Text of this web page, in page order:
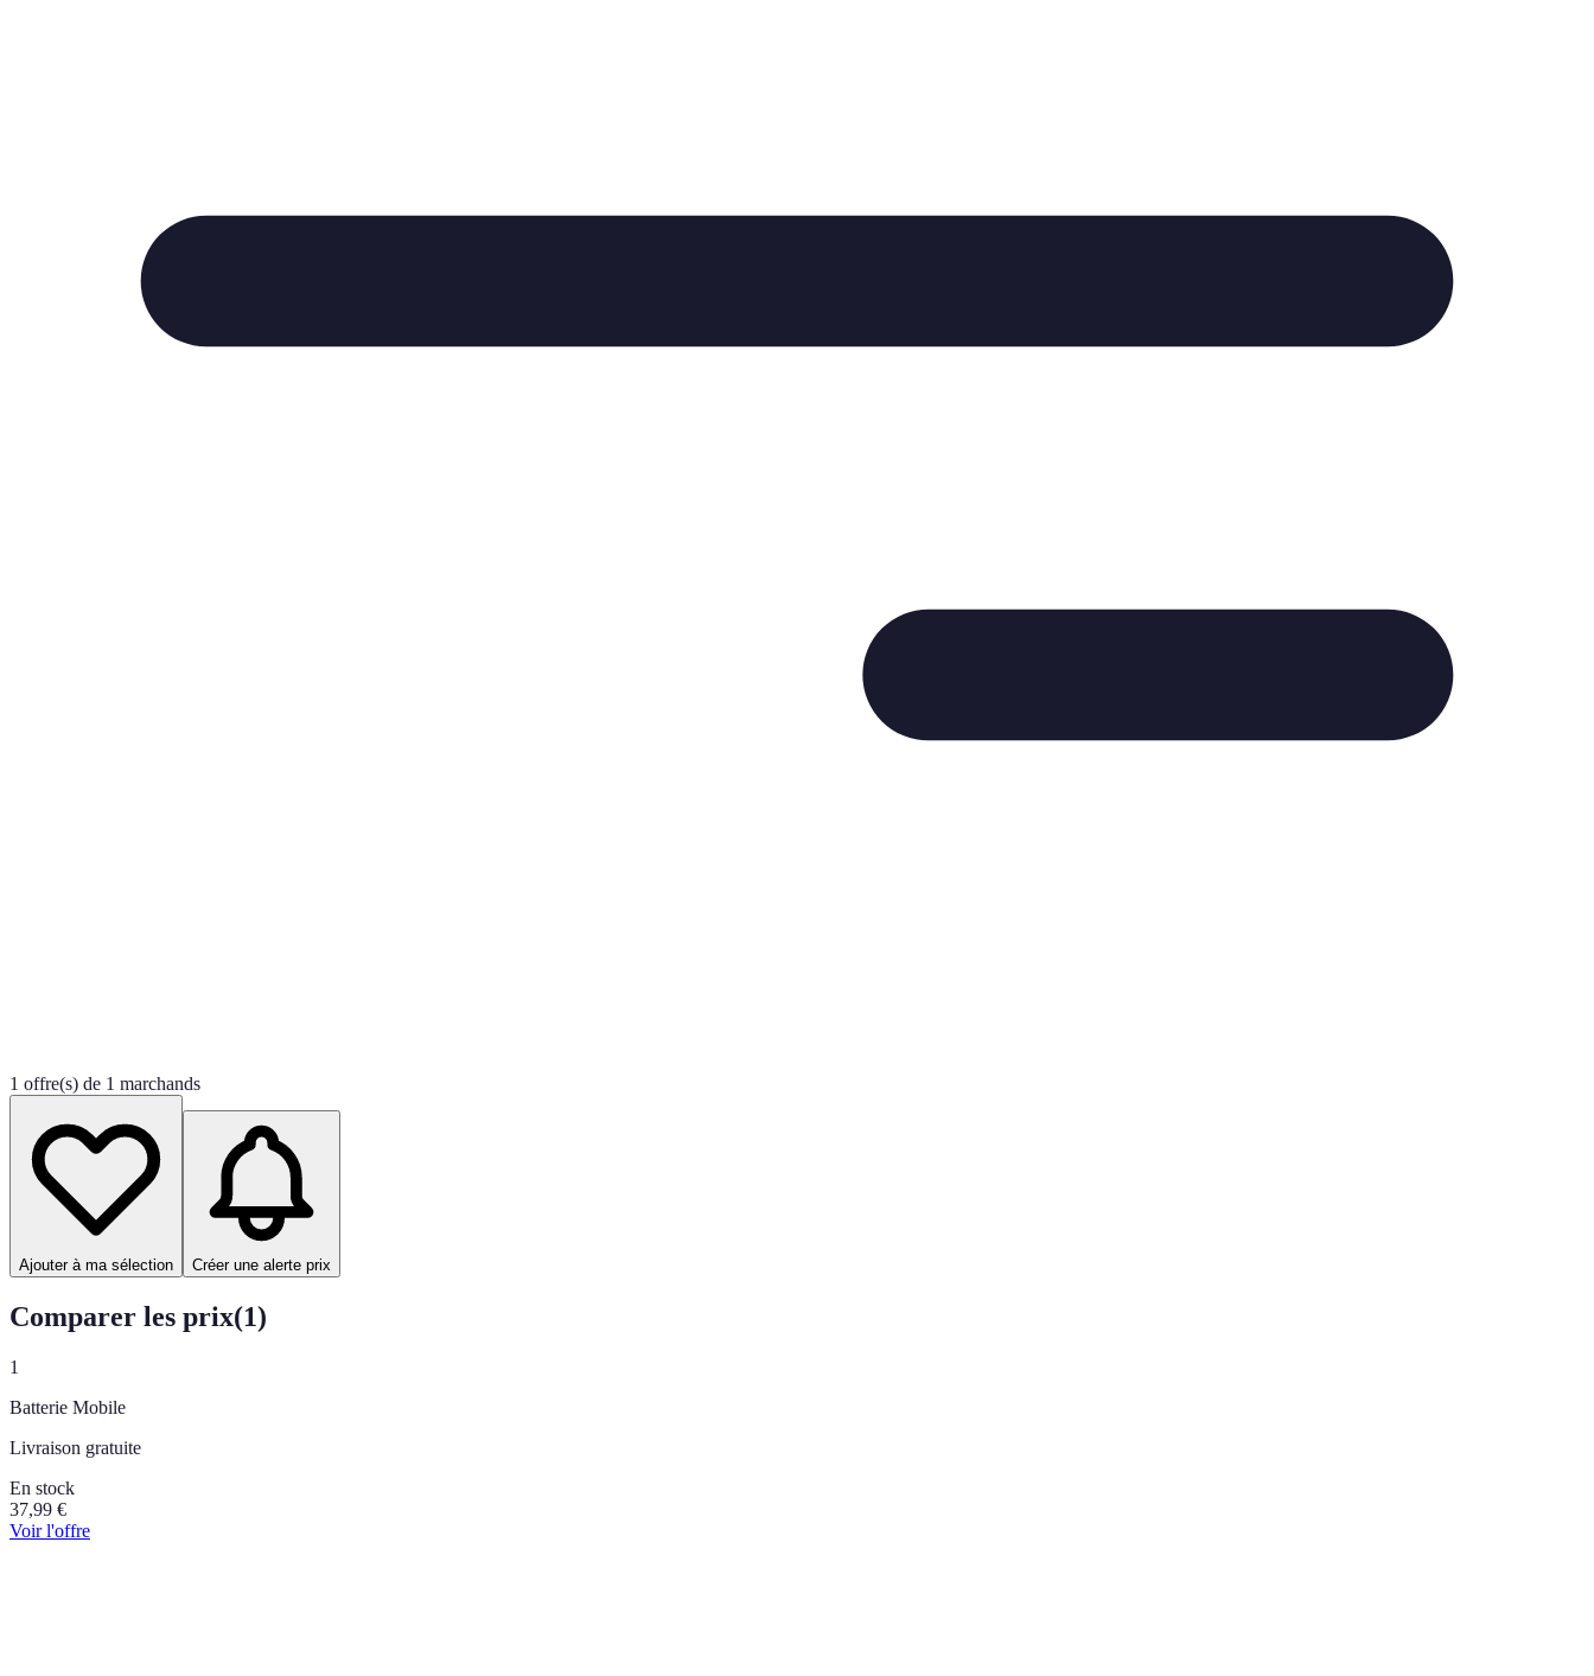
1 offre(s) de 1 marchands
Ajouter à ma sélection Créer une alerte prix
Comparer les prix(1)
1
Batterie Mobile
Livraison gratuite
En stock
37,99 €
Voir l'offre